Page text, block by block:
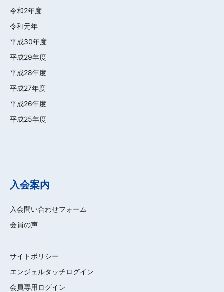
令和2年度
令和元年
平成30年度
平成29年度
平成28年度
平成27年度
平成26年度
平成25年度
入会案内
入会問い合わせフォーム
会員の声
サイトポリシー
エンジェルタッチログイン
会員専用ログイン